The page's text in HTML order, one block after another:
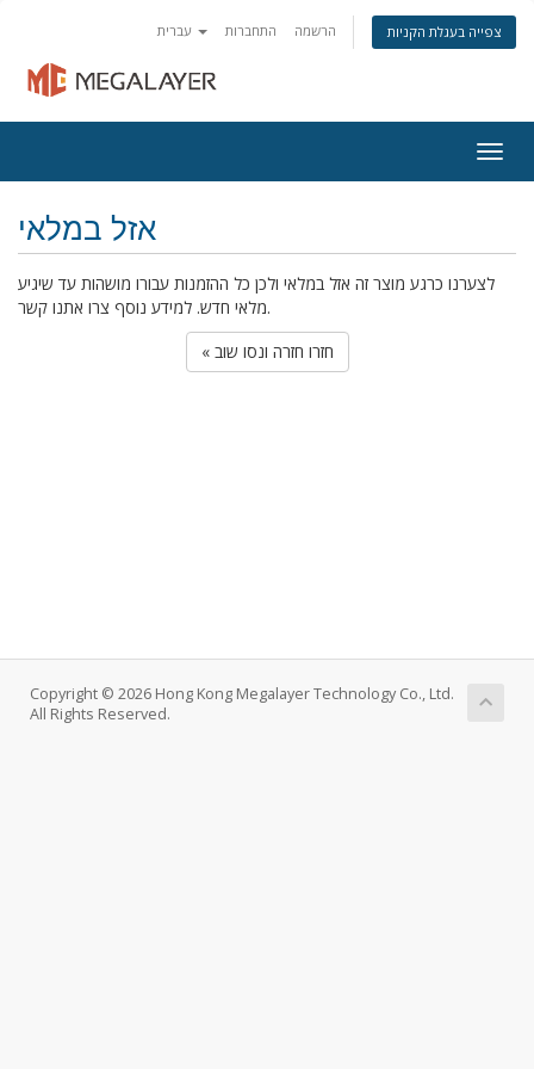
התחברות הרשמה צפייה בעגלת הקניות
אזל במלאי
לצערנו כרגע מוצר זה אזל במלאי ולכן כל ההזמנות עבורו מושהות עד שיגיע
מלאי חדש. למידע נוסף צרו אתנו קשר.
« חזרו חזרה ונסו שוב
Copyright © 2026 Hong Kong Megalayer Technology Co., Ltd.
All Rights Reserved.